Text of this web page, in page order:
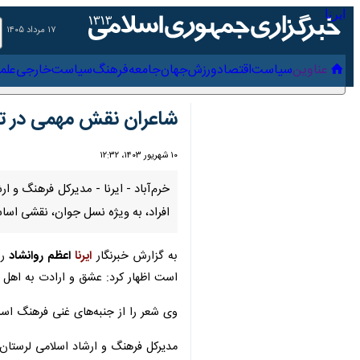
۱۷ مرداد ۱۴۰۵
عناوین‌ سیاست اقتصاد ورزش جهان جامعه فرهنگ
شاعران نقش مهمی در